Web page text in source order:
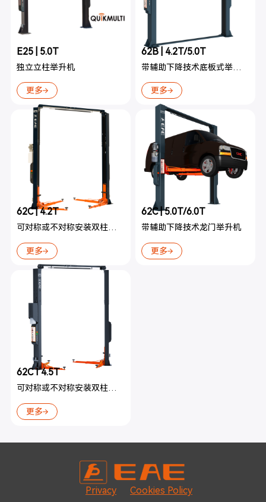
E25 | 5.0T
独立立柱举升机
更多
62B | 4.2T/5.0T
带辅助下降技术底板式举升机
更多
62C | 4.2T
可对称或不对称安装双柱举升机
更多
62C | 5.0T/6.0T
带辅助下降技术龙门举升机
更多
62C I 4.5T
可对称或不对称安装双柱举升机
更多
Privacy Cookies Policy